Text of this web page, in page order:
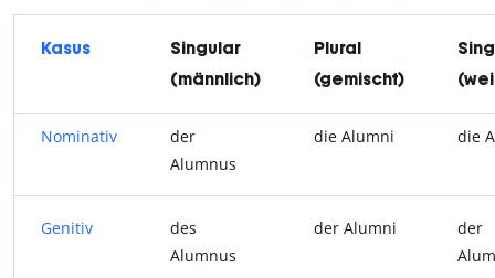
Kasus
Singular
(männlich)
Plural
(gemischt)
Nominativ
der
Alumnus
die Alumni die
Genitiv
des
Alumnus
der Alumni
der